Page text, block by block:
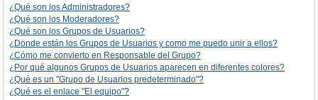
¿Qué son los Administradores?
¿Qué son los Moderadores?
¿Qué son los Grupos de Usuarios?
¿Donde están los Grupos de Usuarios y como me puedo unir a ellos?
¿Cómo me convierto en Responsable del Grupo?
¿Por qué algunos Grupos de Usuarios aparecen en diferentes colores?
¿Qué es un "Grupo de Usuarios predeterminado"?
¿Qué es el enlace "El equipo"?